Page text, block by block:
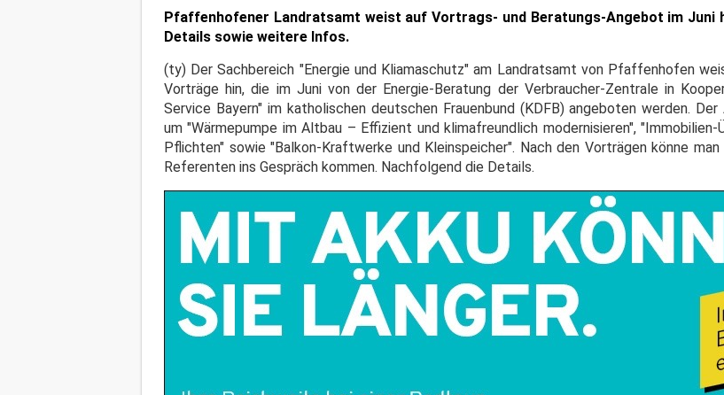
Pfaffenhofener Landratsamt weist auf Vortrags- und Beratungs-Angebot im Juni
Details sowie weitere Infos.
(ty) Der Sachbereich "Energie und Kliamaschutz" am Landratsamt von Pfaffenhofen
Vorträge hin, die im Juni von der Energie-Beratung der Verbraucher-Zentrale in
Service Bayern" im katholischen deutschen Frauenbund (KDFB) angeboten werden.
um "Wärmepumpe im Altbau – Effizient und klimafreundlich modernisieren",
Pflichten" sowie "Balkon-Kraftwerke und Kleinspeicher". Nach den Vorträgen könne
Referenten ins Gespräch kommen. Nachfolgend die Details.